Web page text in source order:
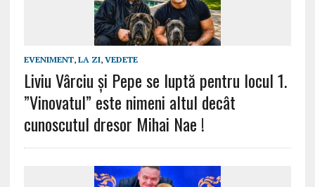
EVENIMENT, LA ZI, VEDETE
Liviu Vârciu și Pepe se luptă pentru locul 1.
”Vinovatul” este nimeni altul decât
cunoscutul dresor Mihai Nae !